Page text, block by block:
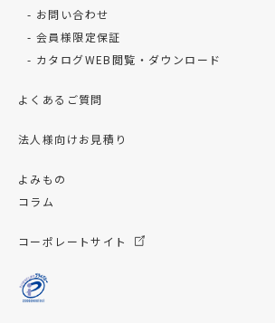
お問い合わせ
会員様限定保証
カタログWEB閲覧・ダウンロード
よくあるご質問
法人様向けお見積り
よみもの
コラム
コーポレートサイト